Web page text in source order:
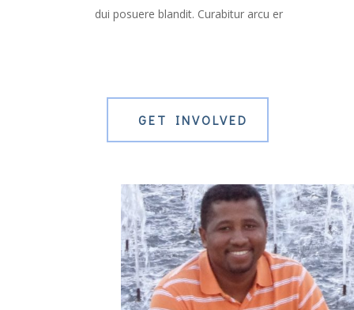
dui posuere blandit. Curabitur arcu er
GET INVOLVED